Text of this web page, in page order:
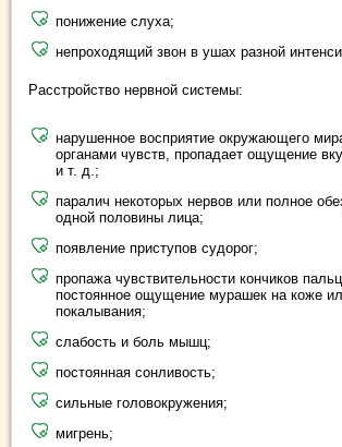
понижение слуха;
непроходящий звон в ушах разной
Расстройство нервной системы:
нарушенное восприятие окружающего
органами чувств, пропадает ощущение
и т. д.;
паралич некоторых нервов или полное
одной половины лица;
появление приступов судорог;
пропажа чувствительности кончиков
постоянное ощущение мурашек на коже
покалывания;
слабость и боль мышц;
постоянная сонливость;
сильные головокружения;
мигрень;